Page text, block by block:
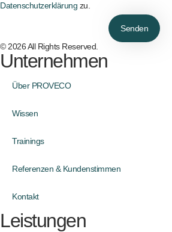
Datenschutzerklärung zu.
Senden
© 2026 All Rights Reserved.
Unternehmen
Über PROVECO
Wissen
Trainings
Referenzen & Kundenstimmen
Kontakt
Leistungen